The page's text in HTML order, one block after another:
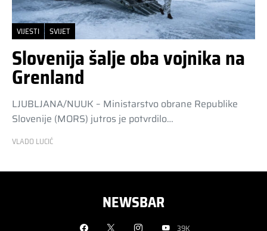
VIJESTI SVIJET
Slovenija šalje oba vojnika na
Grenland
LJUBLJANA/NUUK – Ministarstvo obrane Republike
Slovenije (MORS) jutros je potvrdilo…
VLADO LUCIĆ
NEWSBAR
39K